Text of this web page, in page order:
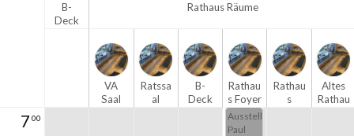
B-
Deck
Rathaus Räume
VA
Saal
Ratssa
al
B-
Deck
Rathau
s Foyer
Rathau
s
Altes
Rathau
7 00
Ausstellung
Paul